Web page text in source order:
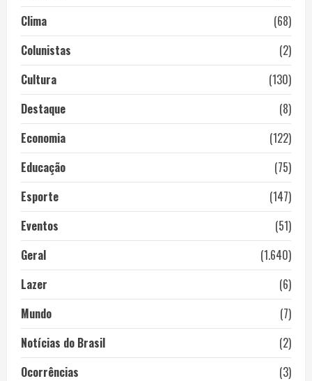
Clima
(68)
Colunistas
(2)
Cultura
(130)
Destaque
(8)
Economia
(122)
Educação
(75)
Esporte
(147)
Eventos
(51)
Geral
(1.640)
Lazer
(6)
Mundo
(7)
Notícias do Brasil
(2)
Ocorrências
(3)